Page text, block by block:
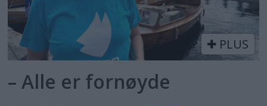
PLUS
– Alle er fornøyde